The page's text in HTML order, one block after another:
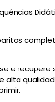
e recupere
alta